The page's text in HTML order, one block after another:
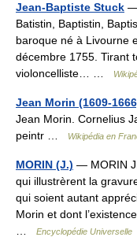
Jean-Baptiste Stuck —
Batistin, Baptistin,
baroque né à Livourne
décembre 1755. Tirant
violoncelliste… …
Jean Morin (1609-
Jean Morin. Cornelius
peintr …
Wikipédia en
MORIN (J.) — MORIN
qui illustrèrent la
qui soient autant
Morin et dont
Encyclopédie Universelle